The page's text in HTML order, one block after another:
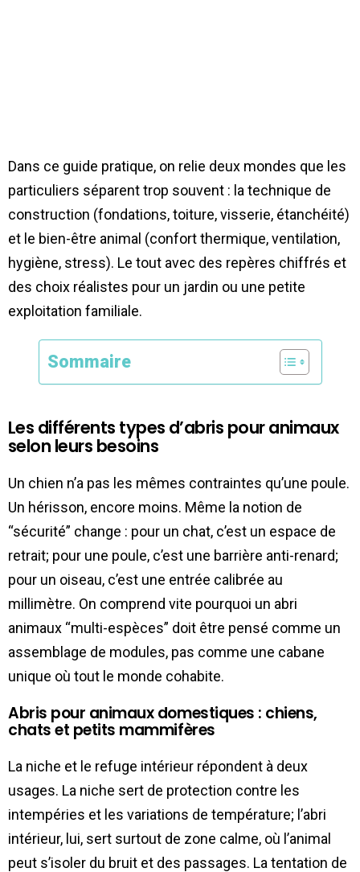
Dans ce guide pratique, on relie deux mondes que les
particuliers séparent trop souvent : la technique de
construction (fondations, toiture, visserie, étanchéité)
et le bien-être animal (confort thermique, ventilation,
hygiène, stress). Le tout avec des repères chiffrés et
des choix réalistes pour un jardin ou une petite
exploitation familiale.
Sommaire
Les différents types d’abris pour animaux
selon leurs besoins
Un chien n’a pas les mêmes contraintes qu’une poule.
Un hérisson, encore moins. Même la notion de
“sécurité” change : pour un chat, c’est un espace de
retrait; pour une poule, c’est une barrière anti-renard;
pour un oiseau, c’est une entrée calibrée au
millimètre. On comprend vite pourquoi un abri
animaux “multi-espèces” doit être pensé comme un
assemblage de modules, pas comme une cabane
unique où tout le monde cohabite.
Abris pour animaux domestiques : chiens,
chats et petits mammifères
La niche et le refuge intérieur répondent à deux
usages. La niche sert de protection contre les
intempéries et les variations de température; l’abri
intérieur, lui, sert surtout de zone calme, où l’animal
peut s’isoler du bruit et des passages. La tentation de